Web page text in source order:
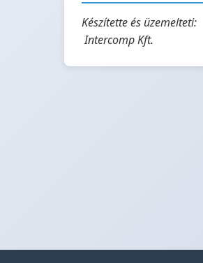
Készítette és üzemelteti:
Intercomp Kft.